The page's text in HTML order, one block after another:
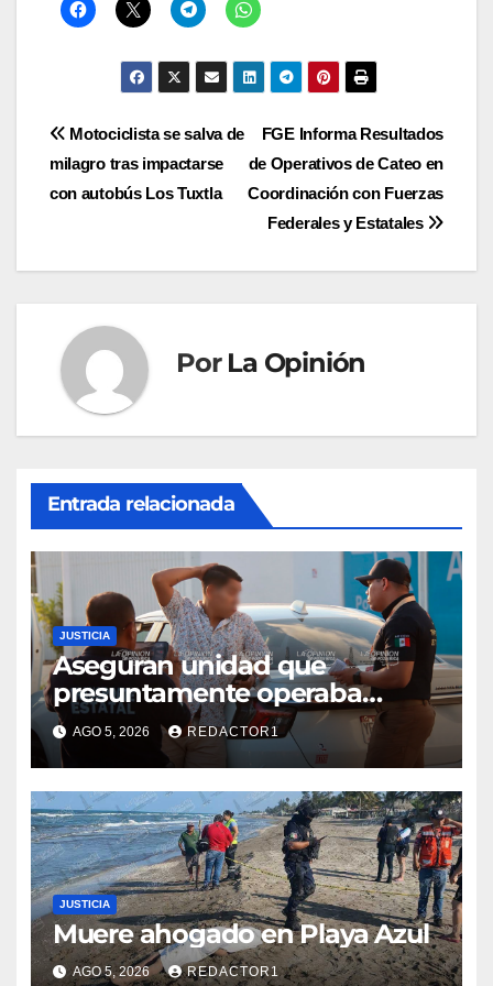
Navegación
de
FGE Informa Resultados
de Operativos de Cateo en
Coordinación con Fuerzas
Federales y Estatales
Motociclista se salva de
milagro tras impactarse
con autobús Los Tuxtla
Por La Opinión
Entrada relacionada
JUSTICIA
Aseguran unidad que
presuntamente operaba
mediante aplicación digital en
operativo de Transporte
Público
AGO 5, 2026 REDACTOR1
JUSTICIA
Muere ahogado en Playa Azul
AGO 5, 2026 REDACTOR1